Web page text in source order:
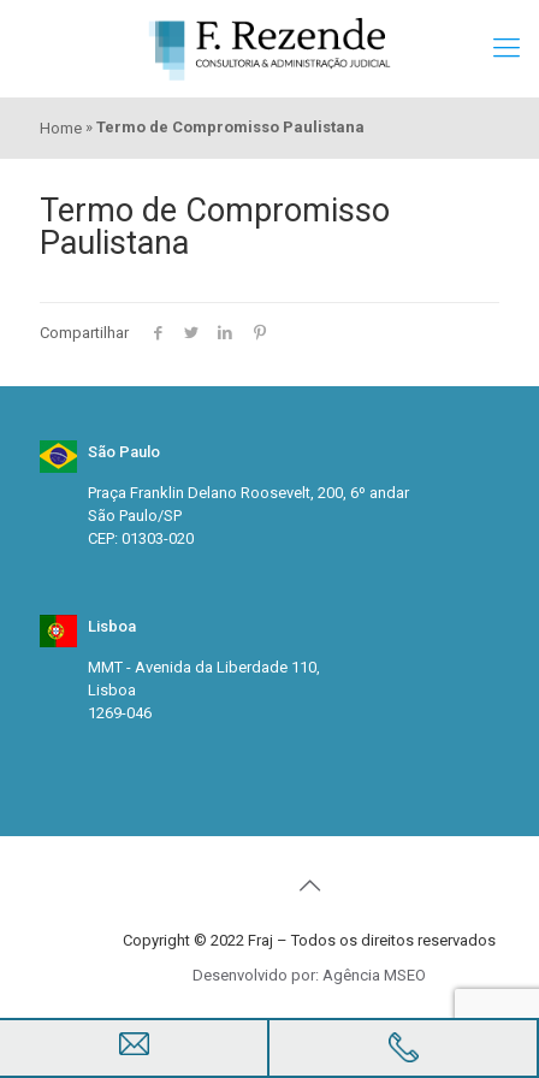
Home » Termo de Compromisso Paulistana
Termo de Compromisso
Paulistana
Compartilhar
São Paulo
Praça Franklin Delano Roosevelt, 200, 6º andar
São Paulo/SP
CEP: 01303-020
Lisboa
MMT - Avenida da Liberdade 110,
Lisboa
1269-046
Copyright © 2022 Fraj – Todos os direitos reservados
Desenvolvido por: Agência MSEO